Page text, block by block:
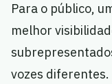
Para o público,
melhor
vozes diferentes.